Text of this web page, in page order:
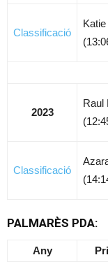
Classificació
2023
Raul
Classificació
PALMARÈS PDA:
Any